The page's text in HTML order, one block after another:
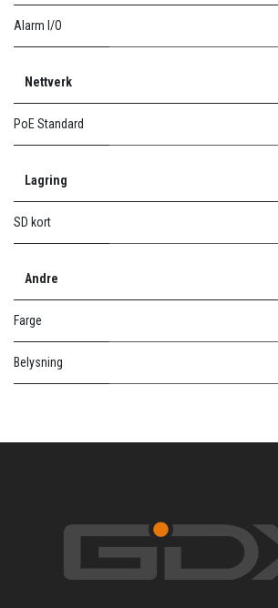
Alarm I/O
Nettverk
PoE Standard
Lagring
SD kort
Andre
Farge
Belysning